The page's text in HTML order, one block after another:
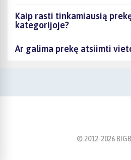
Kaip rasti tinkamiausią
kategorijoje?
Ar galima prekę atsiimti
© 2012-2026